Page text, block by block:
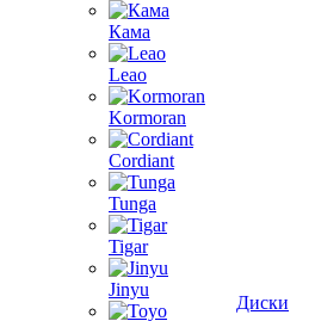
Кама
Leao
Kormoran
Cordiant
Tunga
Tigar
Jinyu
Диски